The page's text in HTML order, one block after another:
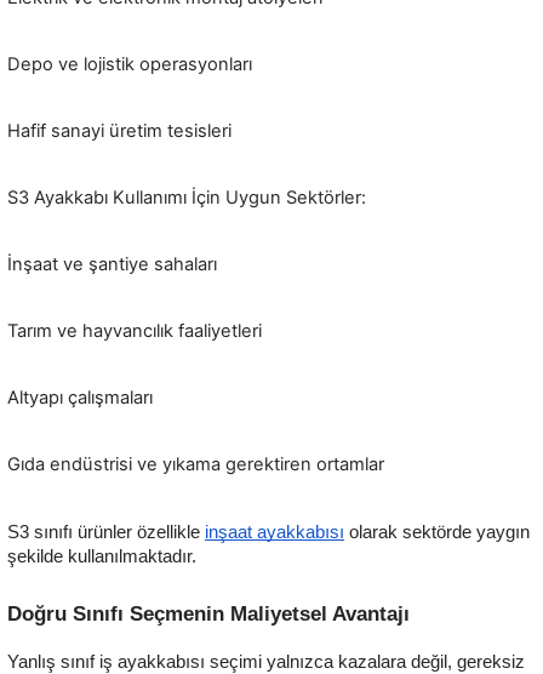
Depo ve lojistik operasyonları
Hafif sanayi üretim tesisleri
S3 Ayakkabı Kullanımı İçin Uygun Sektörler:
İnşaat ve şantiye sahaları
Tarım ve hayvancılık faaliyetleri
Altyapı çalışmaları
Gıda endüstrisi ve yıkama gerektiren ortamlar
S3 sınıfı ürünler özellikle inşaat ayakkabısı olarak sektörde yaygın
şekilde kullanılmaktadır.
Doğru Sınıfı Seçmenin Maliyetsel Avantajı
Yanlış sınıf iş ayakkabısı seçimi yalnızca kazalara değil, gereksiz